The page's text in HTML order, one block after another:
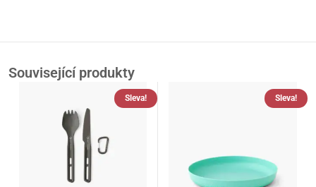
Související produkty
Sleva! Sleva!